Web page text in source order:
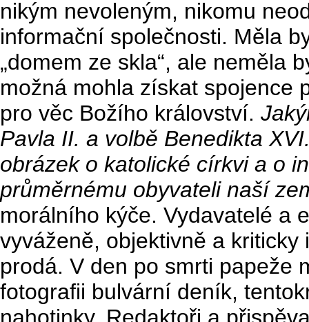
nikým nevoleným, nikomu
informační společnosti. Měla
„domem ze skla“, ale neměla
možná mohla získat spojence
pro věc Božího království.
Pavla II. a volbě Benedikta
obrázek o katolické církvi a o
průměrnému obyvateli naší
morálního kýče. Vydavatelé a
vyváženě, objektivně a
prodá. V den po smrti papeže
fotografii bulvární deník,